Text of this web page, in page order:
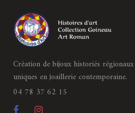
Création de bijoux historiés
uniques en joaillerie contemporaine.
04 78 37 62 15